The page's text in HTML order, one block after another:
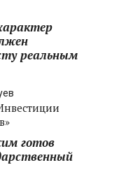
реальным
готов